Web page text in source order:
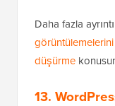
Daha fazla
görüntülemelerini
düşürme
13.